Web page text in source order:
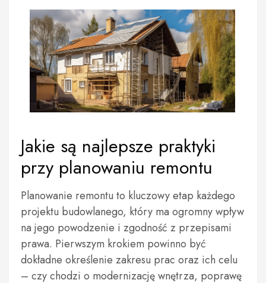
Jakie są najlepsze praktyki
przy planowaniu remontu
Planowanie remontu to kluczowy etap każdego
projektu budowlanego, który ma ogromny wpływ
na jego powodzenie i zgodność z przepisami
prawa. Pierwszym krokiem powinno być
dokładne określenie zakresu prac oraz ich celu
– czy chodzi o modernizację wnętrza, poprawę